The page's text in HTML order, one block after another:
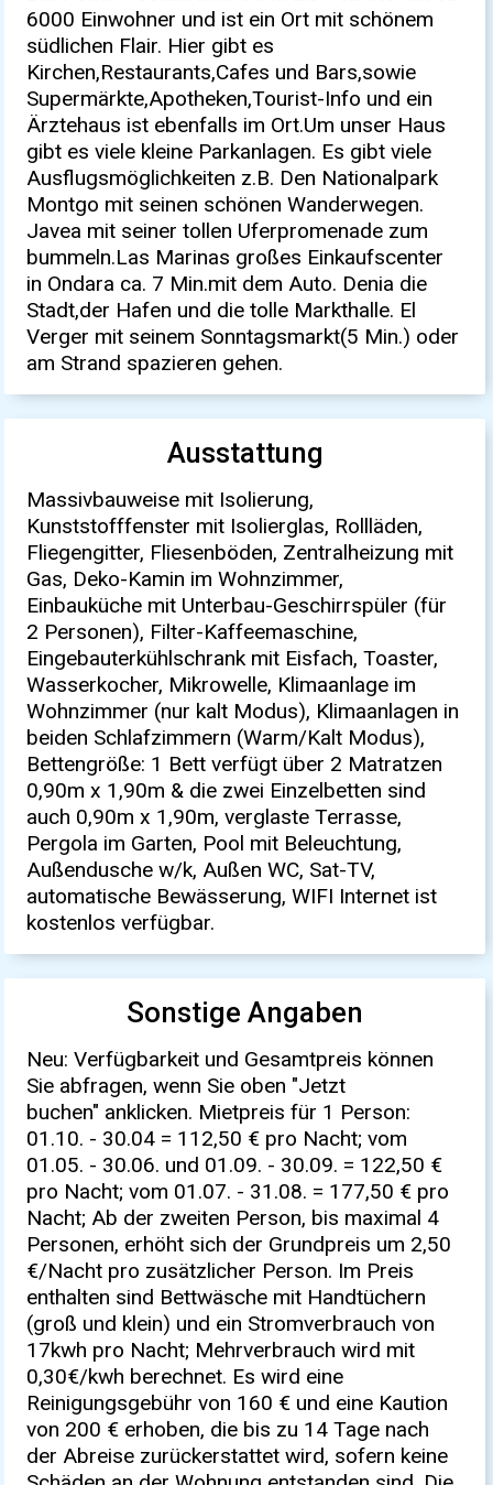
6000 Einwohner und ist ein Ort mit schönem
südlichen Flair. Hier gibt es
Kirchen,Restaurants,Cafes und Bars,sowie
Supermärkte,Apotheken,Tourist-Info und ein
Ärztehaus ist ebenfalls im Ort.Um unser Haus
gibt es viele kleine Parkanlagen. Es gibt viele
Ausflugsmöglichkeiten z.B. Den Nationalpark
Montgo mit seinen schönen Wanderwegen.
Javea mit seiner tollen Uferpromenade zum
bummeln.Las Marinas großes Einkaufscenter
in Ondara ca. 7 Min.mit dem Auto. Denia die
Stadt,der Hafen und die tolle Markthalle. El
Verger mit seinem Sonntagsmarkt(5 Min.) oder
am Strand spazieren gehen.
Ausstattung
Massivbauweise mit Isolierung,
Kunststofffenster mit Isolierglas, Rollläden,
Fliegengitter, Fliesenböden, Zentralheizung mit
Gas, Deko-Kamin im Wohnzimmer,
Einbauküche mit Unterbau-Geschirrspüler (für
2 Personen), Filter-Kaffeemaschine,
Eingebauterkühlschrank mit Eisfach, Toaster,
Wasserkocher, Mikrowelle, Klimaanlage im
Wohnzimmer (nur kalt Modus), Klimaanlagen in
beiden Schlafzimmern (Warm/Kalt Modus),
Bettengröße: 1 Bett verfügt über 2 Matratzen
0,90m x 1,90m & die zwei Einzelbetten sind
auch 0,90m x 1,90m, verglaste Terrasse,
Pergola im Garten, Pool mit Beleuchtung,
Außendusche w/k, Außen WC, Sat-TV,
automatische Bewässerung, WIFI Internet ist
kostenlos verfügbar.
Sonstige Angaben
Neu: Verfügbarkeit und Gesamtpreis können
Sie abfragen, wenn Sie oben "Jetzt
buchen" anklicken. Mietpreis für 1 Person:
01.10. - 30.04 = 112,50 € pro Nacht; vom
01.05. - 30.06. und 01.09. - 30.09. = 122,50 €
pro Nacht; vom 01.07. - 31.08. = 177,50 € pro
Nacht; Ab der zweiten Person, bis maximal 4
Personen, erhöht sich der Grundpreis um 2,50
€/Nacht pro zusätzlicher Person. Im Preis
enthalten sind Bettwäsche mit Handtüchern
(groß und klein) und ein Stromverbrauch von
17kwh pro Nacht; Mehrverbrauch wird mit
0,30€/kwh berechnet. Es wird eine
Reinigungsgebühr von 160 € und eine Kaution
von 200 € erhoben, die bis zu 14 Tage nach
der Abreise zurückerstattet wird, sofern keine